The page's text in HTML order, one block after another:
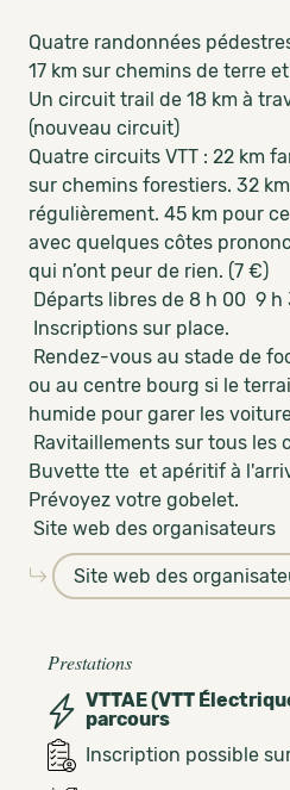
Quatre randonnées
17 km sur chemins de terre
Un circuit trail de 18 km à
(nouveau circuit)
Quatre circuits VTT : 22 km
sur chemins forestiers. 32
régulièrement. 45 km pour
avec quelques côtes
qui n’ont peur de rien. (7 €)
Départs libres de 8 h 00 9 h
Inscriptions sur place.
Rendez-vous au stade de
ou au centre bourg si le
humide pour garer les
Ravitaillements sur tous les
Buvette tte et apéritif à
Prévoyez votre gobelet.
Site web des organisateurs
Site web des
Prestations
VTTAE (VTT
parcours
Inscription possible